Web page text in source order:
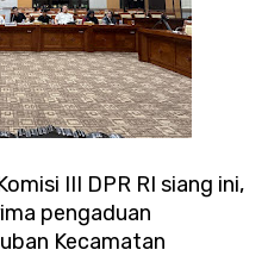
III DPR RI siang ini,
pengaduan
Kecamatan